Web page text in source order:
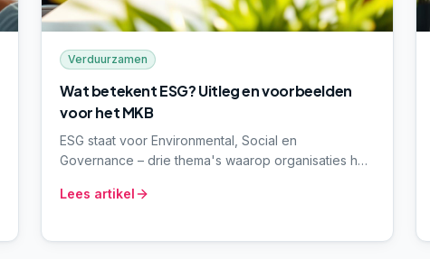
Verduurzamen
Wat betekent ESG? Uitleg en voorbeelden
voor het MKB
ESG staat voor Environmental, Social en
Governance – drie thema's waarop organisaties hun
zien. In dit artikel leggen we uit wat ESG is, waarom
Lees artikel